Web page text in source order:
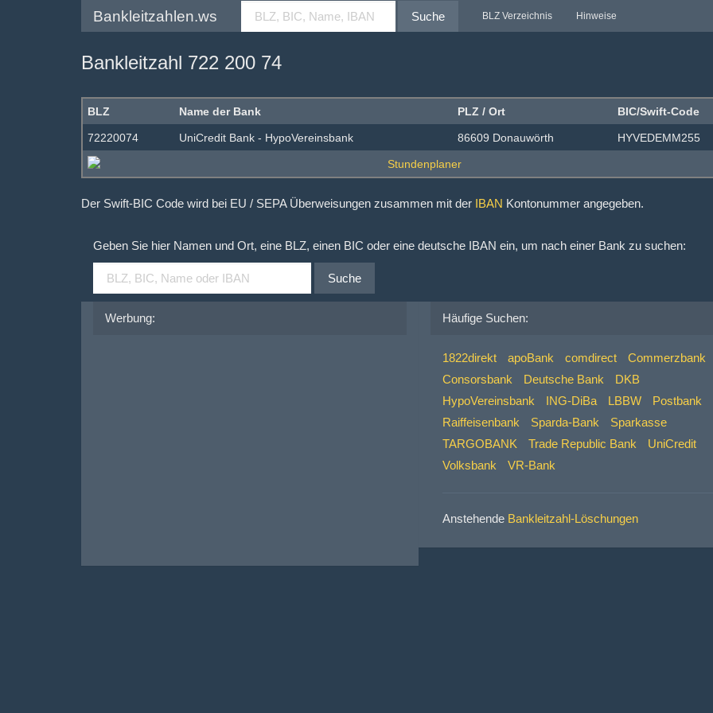
Bankleitzahlen.ws Suche BLZ Verzeichnis Hinweise
Bankleitzahl 722 200 74
BLZ Name der Bank PLZ / Ort BIC/Swift-Code
72220074 UniCredit Bank - HypoVereinsbank 86609 Donauwörth HYVEDEMM255
Der Swift-BIC Code wird bei EU / SEPA Überweisungen zusammen mit der IBAN Kontonummer angegeben.
Geben Sie hier Namen und Ort, eine BLZ, einen BIC oder eine deutsche IBAN ein, um nach einer Bank zu suchen:
Suche
Werbung: Häufige Suchen:
1822direkt apoBank comdirect
Commerzbank
Consorsbank
Deutsche Bank
DKB
HypoVereinsbank
ING-DiBa LBBW
Postbank
Raiffeisenbank
Sparda-Bank
Sparkasse
TARGOBANK
Trade Republic Bank
UniCredit
Volksbank
VR-Bank
Anstehende Bankleitzahl-Löschungen